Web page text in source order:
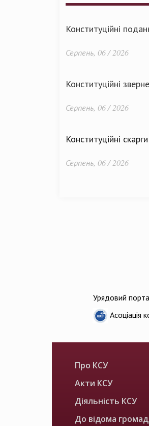
Конституційні
Серпень, 06 / 2026
Конституційні
Серпень, 06 / 2026
Конституційні скарги
Серпень, 06 / 2026
Урядовий
Асоціація
Про КСУ
Акти КСУ
Діяльність КСУ
До відома